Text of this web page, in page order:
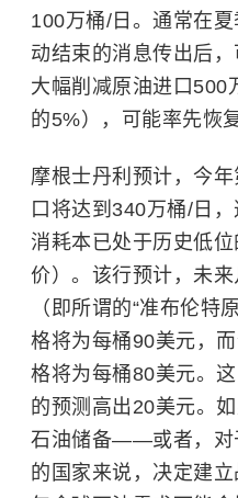
100万桶/日。通常在
动结束的消息传出后
大幅削减原油进口500
的5%），可能率先恢
摩根士丹利 预计，今
口将达到340万桶/日
消耗本已处于历史低
价）。该行预计，未
（即所谓的“准布伦特
格将为每桶90美元，
格将为每桶80美元。
的预测高出20美元。
石油储备——或者，对
的国家来说，决定建